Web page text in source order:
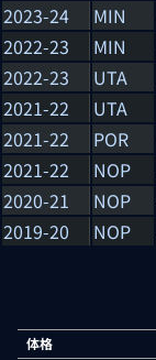
2023-24
MIN
2022-23
MIN
2022-23
UTA
2021-22
UTA
2021-22
POR
2021-22
NOP
2020-21
NOP
2019-20
NOP
体格